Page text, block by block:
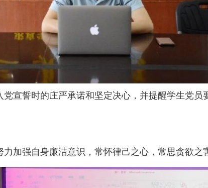
宣誓时的庄严承诺和坚定决心，并提醒学生党
加强自身廉洁意识，常怀律己之心，常思贪欲之